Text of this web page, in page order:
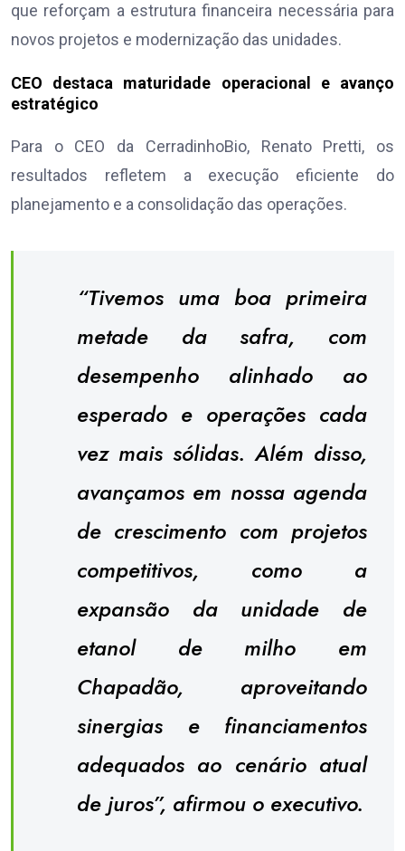
que reforçam a estrutura financeira necessária para
novos projetos e modernização das unidades.
CEO destaca maturidade operacional e avanço
estratégico
Para o CEO da CerradinhoBio, Renato Pretti, os
resultados refletem a execução eficiente do
planejamento e a consolidação das operações.
“Tivemos uma boa primeira
metade da safra, com
desempenho alinhado ao
esperado e operações cada
vez mais sólidas. Além disso,
avançamos em nossa agenda
de crescimento com projetos
competitivos, como a
expansão da unidade de
etanol de milho em
Chapadão, aproveitando
sinergias e financiamentos
adequados ao cenário atual
de juros”, afirmou o executivo.